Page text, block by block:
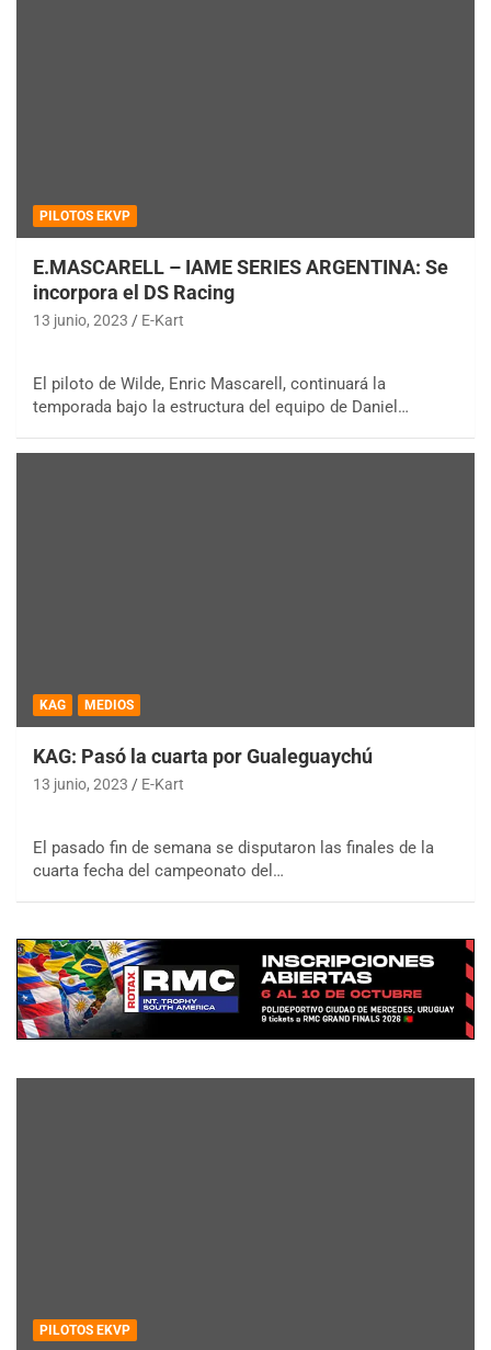
PILOTOS EKVP
E.MASCARELL – IAME SERIES ARGENTINA: Se
incorpora el DS Racing
13 junio, 2023 E-Kart
El piloto de Wilde, Enric Mascarell, continuará la
temporada bajo la estructura del equipo de Daniel…
KAG MEDIOS
KAG: Pasó la cuarta por Gualeguaychú
13 junio, 2023 E-Kart
El pasado fin de semana se disputaron las finales de la
cuarta fecha del campeonato del…
PILOTOS EKVP